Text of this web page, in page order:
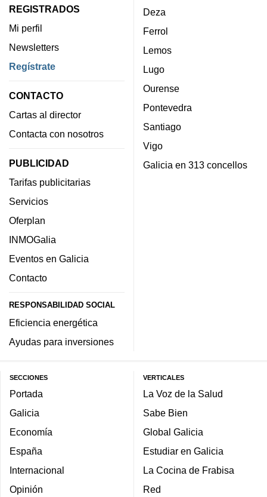
REGISTRADOS
Mi perfil
Newsletters
Regístrate
CONTACTO
Cartas al director
Contacta con nosotros
PUBLICIDAD
Tarifas publicitarias
Servicios
Oferplan
INMOGalia
Eventos en Galicia
Contacto
RESPONSABILIDAD SOCIAL
Eficiencia energética
Ayudas para inversiones
Deza
Ferrol
Lemos
Lugo
Ourense
Pontevedra
Santiago
Vigo
Galicia en 313 concellos
SECCIONES
Portada
Galicia
Economía
España
Internacional
Opinión
VERTICALES
La Voz de la Salud
Sabe Bien
Global Galicia
Estudiar en Galicia
La Cocina de Frabisa
Red